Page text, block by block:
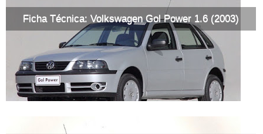
Ficha Técnica: Volkswagen Gol Power 1.6 (2003)